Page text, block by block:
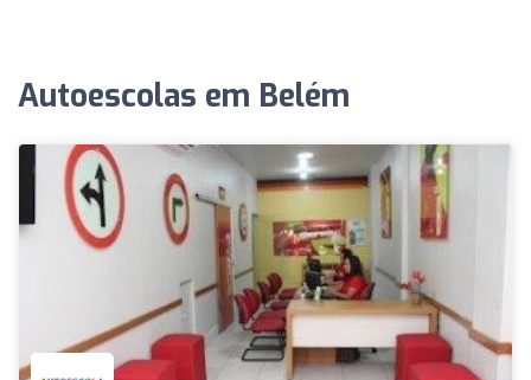
Autoescolas em Belém